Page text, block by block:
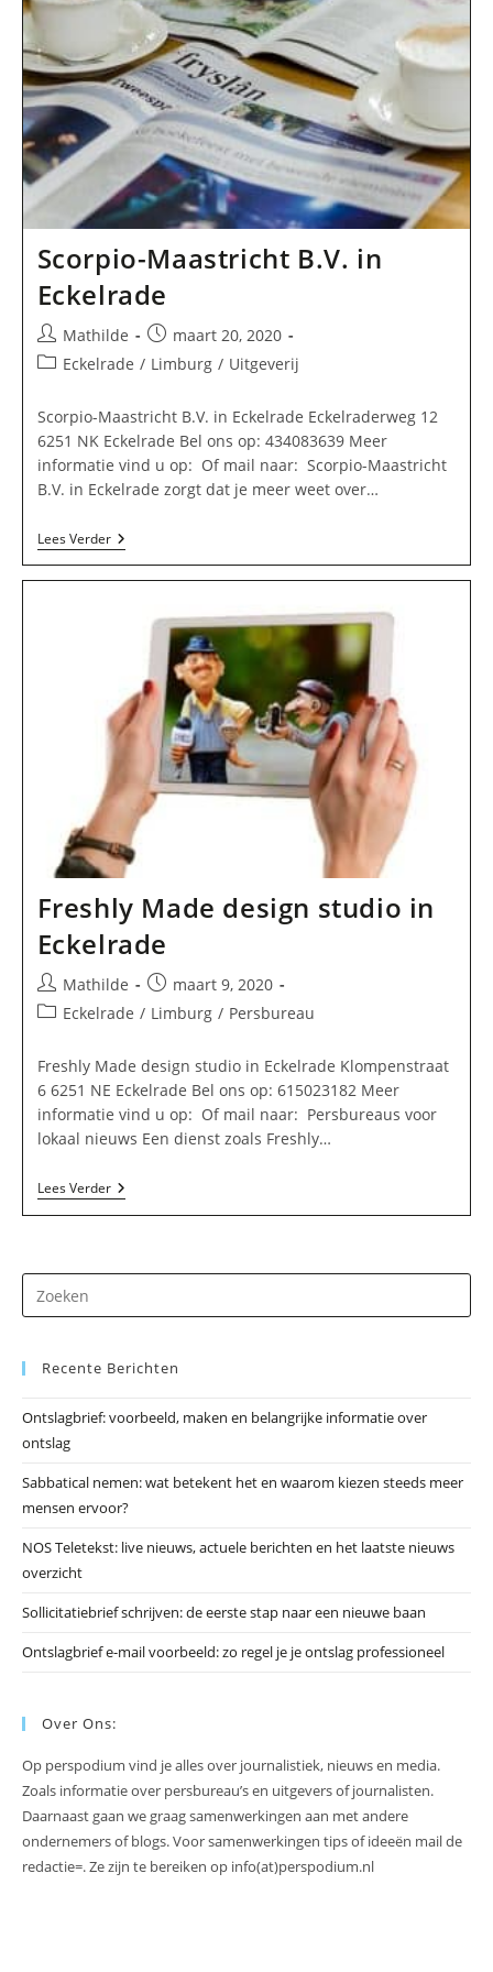
Scorpio-Maastricht B.V. in
Eckelrade
Bericht
auteur:
Mathilde
Bericht
gepubliceerd
maart 20, 2020
Berichtcategorie:
Eckelrade / Limburg / Uitgeverij
Scorpio-Maastricht B.V. in Eckelrade Eckelraderweg 12
6251 NK Eckelrade Bel ons op: 434083639 Meer
informatie vind u op: Of mail naar: Scorpio-Maastricht
B.V. in Eckelrade zorgt dat je meer weet over…
Lees VerderScorpio-
Maastricht
Freshly Made design studio in
Eckelrade
Bericht
auteur:
Mathilde
Bericht
gepubliceerd
maart 9, 2020
Berichtcategorie:
Eckelrade / Limburg / Persbureau
Freshly Made design studio in Eckelrade Klompenstraat
6 6251 NE Eckelrade Bel ons op: 615023182 Meer
informatie vind u op: Of mail naar: Persbureaus voor
lokaal nieuws Een dienst zoals Freshly…
Lees VerderFreshly
Made
Eckelrade
op
Recente Berichten
Ontslagbrief: voorbeeld, maken en belangrijke informatie over
ontslag
Sabbatical nemen: wat betekent het en waarom kiezen steeds meer
mensen ervoor?
NOS Teletekst: live nieuws, actuele berichten en het laatste nieuws
overzicht
Sollicitatiebrief schrijven: de eerste stap naar een nieuwe baan
Ontslagbrief e-mail voorbeeld: zo regel je je ontslag professioneel
Over Ons:
Op perspodium vind je alles over journalistiek, nieuws en media.
Zoals informatie over persbureau’s en uitgevers of journalisten.
Daarnaast gaan we graag samenwerkingen aan met andere
ondernemers of blogs. Voor samenwerkingen tips of ideeën mail de
redactie=. Ze zijn te bereiken op info(at)perspodium.nl